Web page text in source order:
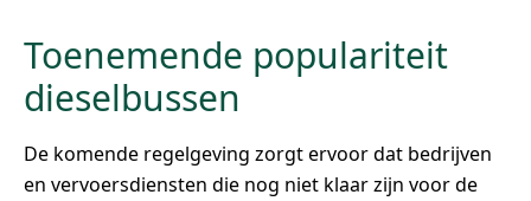
Toenemende populariteit
dieselbussen
De komende regelgeving zorgt ervoor dat bedrijven
en vervoersdiensten die nog niet klaar zijn voor de